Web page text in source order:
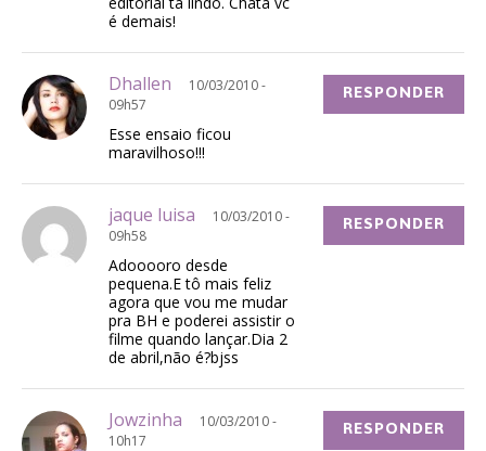
é demais!
Dhallen
10/03/2010 -
09h57
Esse ensaio ficou
maravilhoso!!!
RESPONDER
jaque luisa
10/03/2010 -
09h58
Adooooro desde
pequena.E tô mais feliz
agora que vou me mudar
pra BH e poderei assistir o
filme quando lançar.Dia 2
de abril,não é?bjss
RESPONDER
Jowzinha
10/03/2010 -
10h17
RESPONDER